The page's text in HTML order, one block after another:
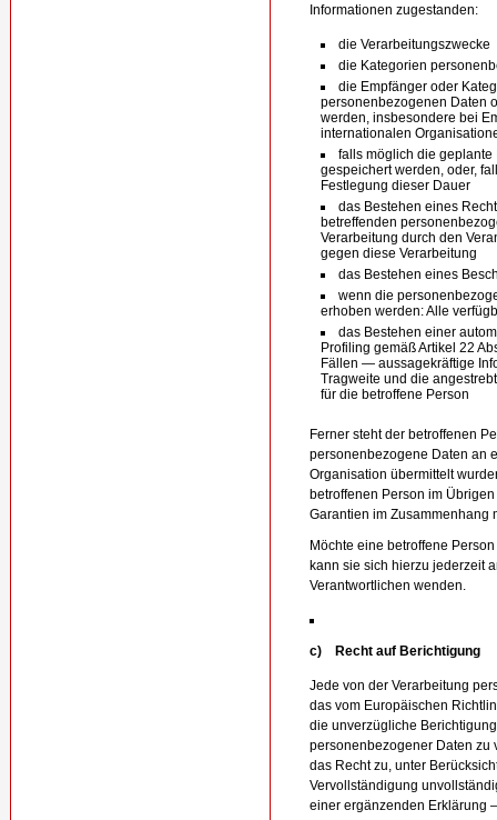
Informationen zugestanden:
die Verarbeitungszwecke
die Kategorien
die Empfänger oder
personenbezogenen Daten
werden, insbesondere bei
internationalen
falls möglich die
gespeichert werden, oder,
Festlegung dieser Dauer
das Bestehen eines
betreffenden
Verarbeitung durch den
gegen diese Verarbeitung
das Bestehen eines
wenn die
erhoben werden: Alle
das Bestehen einer
Profiling gemäß Artikel 22
Fällen — aussagekräftige
Tragweite und die
für die betroffene Person
Ferner steht der betroffenen
personenbezogene Daten an
Organisation übermittelt
betroffenen Person im
Garantien im Zusammenhang
Möchte eine betroffene
kann sie sich hierzu jederzeit
Verantwortlichen wenden.
c) Recht auf Berichtigung
Jede von der Verarbeitung
das vom Europäischen
die unverzügliche
personenbezogener Daten zu
das Recht zu, unter
Vervollständigung
einer ergänzenden Erklärung